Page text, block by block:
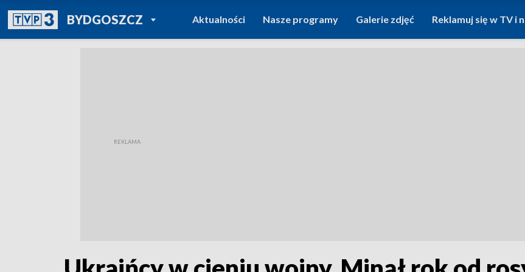
BYDGOSZCZPOWRÓT DO
TVP REGIONY
Aktualności Nasze programy Galerie zdjęć Reklamuj się w TV i